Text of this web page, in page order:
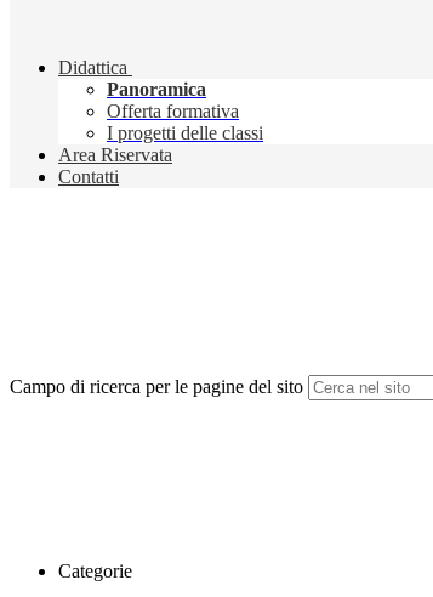
Didattica
Panoramica
Offerta formativa
I progetti delle classi
Area Riservata
Contatti
Campo di ricerca per le pagine del sito
Categorie